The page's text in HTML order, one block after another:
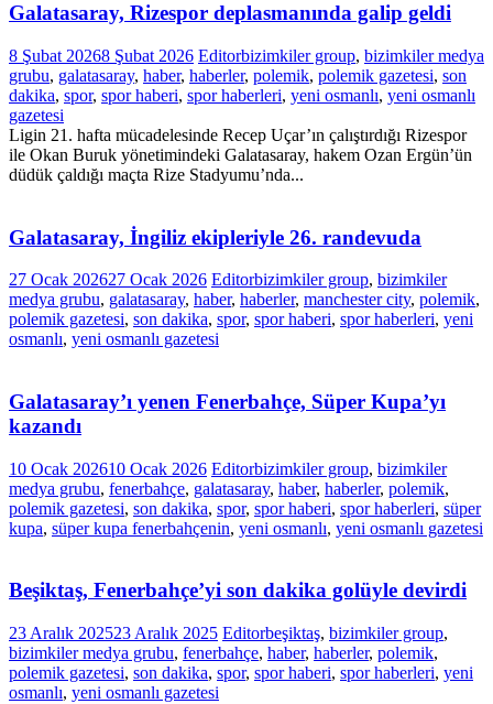
Galatasaray, Rizespor deplasmanında galip geldi
8 Şubat 20268 Şubat 2026 Editorbizimkiler group, bizimkiler medya
grubu, galatasaray, haber, haberler, polemik, polemik gazetesi, son
dakika, spor, spor haberi, spor haberleri, yeni osmanlı, yeni osmanlı
gazetesi
Ligin 21. hafta mücadelesinde Recep Uçar’ın çalıştırdığı Rizespor
ile Okan Buruk yönetimindeki Galatasaray, hakem Ozan Ergün’ün
düdük çaldığı maçta Rize Stadyumu’nda...
Galatasaray, İngiliz ekipleriyle 26. randevuda
27 Ocak 202627 Ocak 2026 Editorbizimkiler group, bizimkiler
medya grubu, galatasaray, haber, haberler, manchester city, polemik,
polemik gazetesi, son dakika, spor, spor haberi, spor haberleri, yeni
osmanlı, yeni osmanlı gazetesi
Galatasaray’ı yenen Fenerbahçe, Süper Kupa’yı
kazandı
10 Ocak 202610 Ocak 2026 Editorbizimkiler group, bizimkiler
medya grubu, fenerbahçe, galatasaray, haber, haberler, polemik,
polemik gazetesi, son dakika, spor, spor haberi, spor haberleri, süper
kupa, süper kupa fenerbahçenin, yeni osmanlı, yeni osmanlı gazetesi
Beşiktaş, Fenerbahçe’yi son dakika golüyle devirdi
23 Aralık 202523 Aralık 2025 Editorbeşiktaş, bizimkiler group,
bizimkiler medya grubu, fenerbahçe, haber, haberler, polemik,
polemik gazetesi, son dakika, spor, spor haberi, spor haberleri, yeni
osmanlı, yeni osmanlı gazetesi